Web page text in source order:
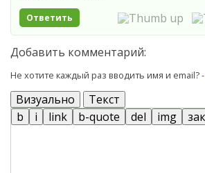
Ответить
Добавить комментарий:
Не хотите каждый раз вводить имя и email? -
Визуально Текст